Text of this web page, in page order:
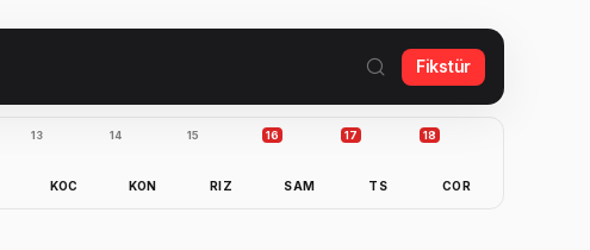
Fikstür
13
KOC
14
KON
15
RIZ
16
SAM
17
TS
18
COR